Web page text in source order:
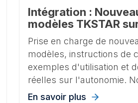
Intégration :
modèles TKSTAR
Trace
Prise en charge de
modèles, instructions de
exemples d'utilisation et
réelles sur l'autonomie.
expliquons comment
En savoir plus